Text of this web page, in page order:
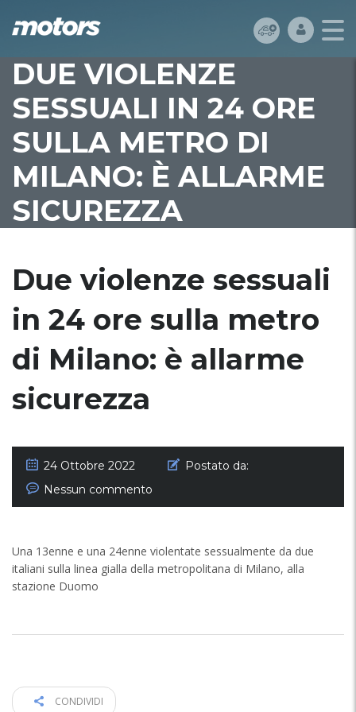
DUE VIOLENZE
SESSUALI IN 24 ORE
SULLA METRO DI
MILANO: È ALLARME
SICUREZZA
Due violenze sessuali
in 24 ore sulla metro
di Milano: è allarme
sicurezza
24 Ottobre 2022
Postato da:
Nessun commento
Una 13enne e una 24enne violentate sessualmente da due
italiani sulla linea gialla della metropolitana di Milano, alla
stazione Duomo
CONDIVIDI